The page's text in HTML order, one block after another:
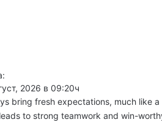
2026 в 09:20ч
bring fresh expectations, much like
to strong teamwork and win-